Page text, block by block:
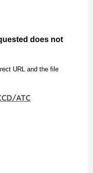
ATC